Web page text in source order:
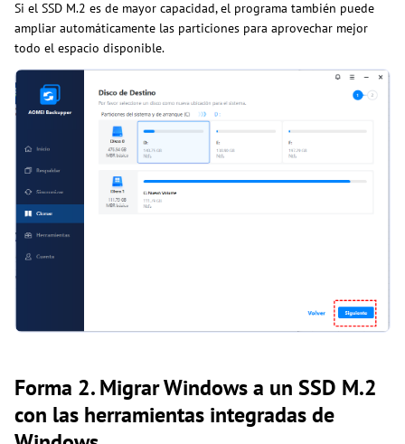
Si el SSD M.2 es de mayor capacidad, el programa también puede
ampliar automáticamente las particiones para aprovechar mejor
todo el espacio disponible.
Forma 2. Migrar Windows a un SSD M.2
con las herramientas integradas de